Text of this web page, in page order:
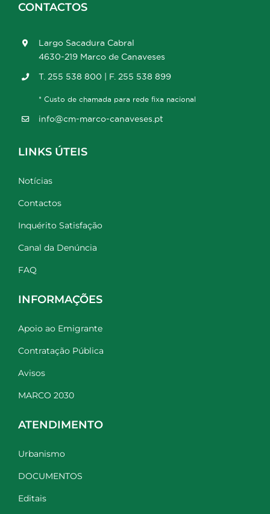
CONTACTOS
Largo Sacadura Cabral
4630-219 Marco de Canaveses
T. 255 538 800 | F. 255 538 899
* Custo de chamada para rede fixa nacional
info@cm-marco-canaveses.pt
LINKS ÚTEIS
Notícias
Contactos
Inquérito Satisfação
Canal da Denúncia
FAQ
INFORMAÇÕES
Apoio ao Emigrante
Contratação Pública
Avisos
MARCO 2030
ATENDIMENTO
Urbanismo
DOCUMENTOS
Editais